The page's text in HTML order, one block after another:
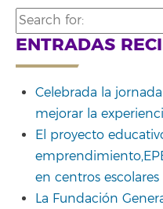
Search
for:
ENTRADAS
Celebrada la
mejorar la
El proyecto
en centros
La Fundación